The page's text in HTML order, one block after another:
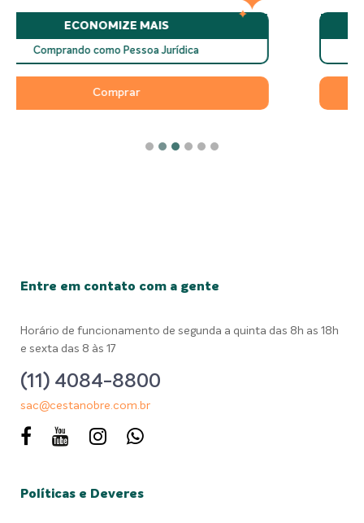
Comprando como Pessoa Jurídica
Entre em contato com a gente
Horário de funcionamento de segunda a quinta das 8h as 18h
e sexta das 8 às 17
(11) 4084-8800
sac@cestanobre.com.br
Políticas e Deveres